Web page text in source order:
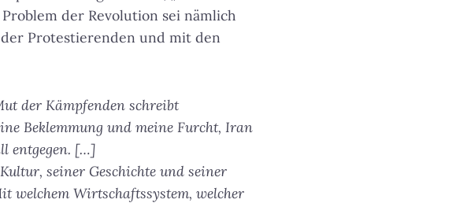
der Revolution sei nämlich
Protestierenden und mit den
der Kämpfenden schreibt
Beklemmung und meine Furcht, Iran
entgegen. […]
seiner Geschichte und seiner
welchem Wirtschaftssystem, welcher